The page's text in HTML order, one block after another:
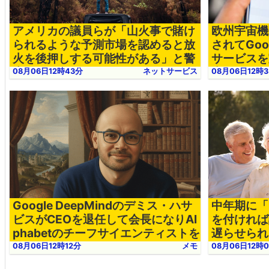
アメリカの議員らが「山火事で賭け
られるような予測市場を認めると放
火を後押しする可能性がある」と警
告
08月06日12時43分 ネットサービス
欧州宇宙
されて
サービス
表示される
08月06日12時
Google DeepMindのデミス・ハサ
ビスがCEOを退任して会長になりAl
phabetのチーフサイエンティストを
兼任
08月06日12時12分 メモ
中年期に
を付けれ
遅らせら
08月06日12時